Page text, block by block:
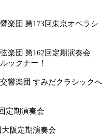
楽団 第173回東京オペラシ
楽団 第162回定期演奏会
ックナー！
響楽団 すみだクラシックへ
定期演奏会
阪定期演奏会